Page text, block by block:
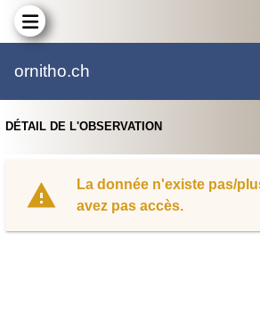
ornitho.ch
DÉTAIL DE L'OBSERVATION
La donnée n'existe pas/
avez pas accès.